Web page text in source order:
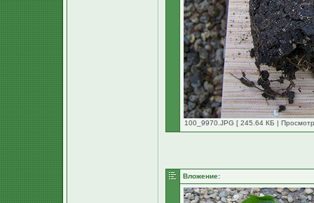
100_9970.JPG [ 245.64 КБ |
Вложение: